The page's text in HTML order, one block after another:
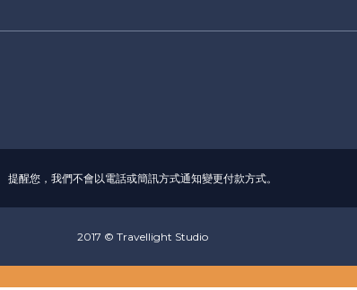
提醒您，我們不會以電話或簡訊方式通知變更付款方式。
2017 © Travellight Studio